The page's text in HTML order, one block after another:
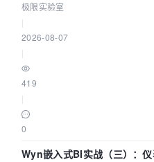
极限实验室
2026-08-07
419
0
Wyn嵌入式BI实战（三）：